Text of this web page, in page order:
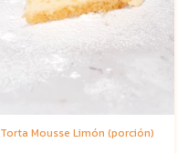
Torta Mousse Limón (porción)